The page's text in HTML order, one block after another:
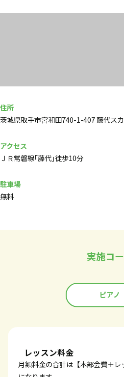
住所
茨城県取手市宮和田740-1-407 藤代ス
アクセス
ＪＲ常磐線｢藤代｣徒歩10分
駐車場
無料
実施コ
ピアノ
レッスン料金
月額料金の合計は【本部会費＋レ